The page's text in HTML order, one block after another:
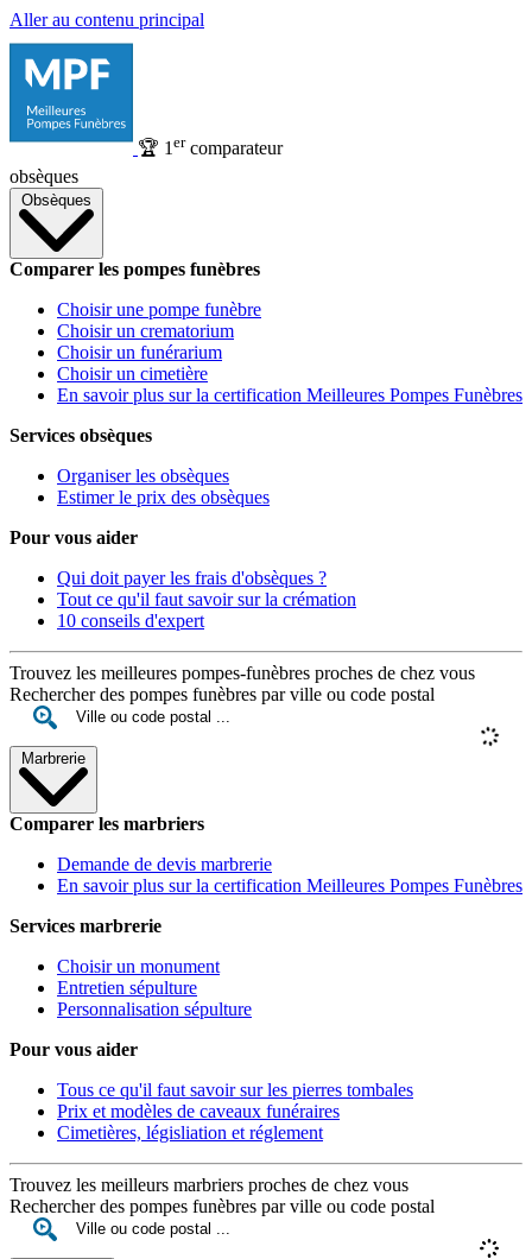
Aller au contenu principal
🏆 1 ercomparateur
obsèques
Obsèques
Comparer les pompes funèbres
Choisir une pompe funèbre
Choisir un crematorium
Choisir un funérarium
Choisir un cimetière
En savoir plus sur la certification Meilleures Pompes Funèbres
Services obsèques
Organiser les obsèques
Estimer le prix des obsèques
Pour vous aider
Qui doit payer les frais d'obsèques ?
Tout ce qu'il faut savoir sur la crémation
10 conseils d'expert
Trouvez les meilleures pompes-funèbres proches de chez vous
Rechercher des pompes funèbres par ville ou code postal
Marbrerie
Comparer les marbriers
Demande de devis marbrerie
En savoir plus sur la certification Meilleures Pompes Funèbres
Services marbrerie
Choisir un monument
Entretien sépulture
Personnalisation sépulture
Pour vous aider
Tous ce qu'il faut savoir sur les pierres tombales
Prix et modèles de caveaux funéraires
Cimetières, législiation et réglement
Trouvez les meilleurs marbriers proches de chez vous
Rechercher des pompes funèbres par ville ou code postal